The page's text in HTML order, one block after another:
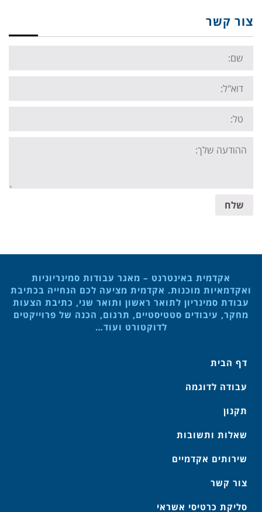
צור קשר
Name:
Email:
Tel:
Your
message:
שלח
אקדמית באינטרנט – מאגר עבודות סמינריוניות
ואקדמאיות מוכנות. אקדמית מציעה לכם הנחייה בכתיבת
עבודת סמינריון לתואר ראשון ותואר שני, כתיבת הצעות
מחקר, עיבודים סטטיסטיים, תרגום, הכנה של פרוייקטים
לדוקטורט ועוד…
דף הבית
עבודה לדוגמה
תקנון
שאלות ותשובות
שירותים אקדמיים
צור קשר
סליקת כרטיסי אשראי